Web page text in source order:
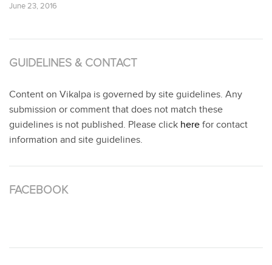
June 23, 2016
GUIDELINES & CONTACT
Content on Vikalpa is governed by site guidelines. Any
submission or comment that does not match these
guidelines is not published. Please click here for contact
information and site guidelines.
FACEBOOK